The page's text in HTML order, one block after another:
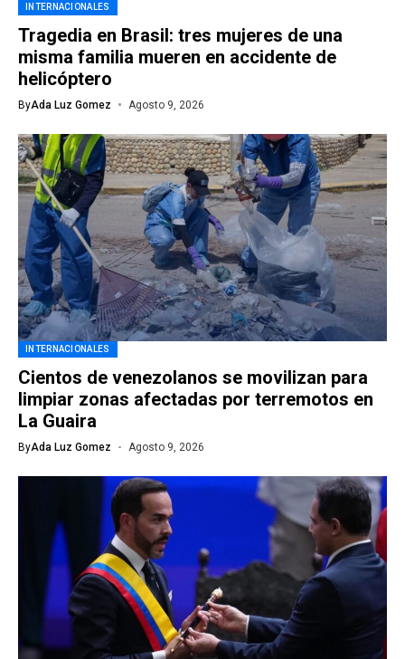
INTERNACIONALES
Tragedia en Brasil: tres mujeres de una
misma familia mueren en accidente de
helicóptero
ByAda Luz Gomez Agosto 9, 2026
INTERNACIONALES
Cientos de venezolanos se movilizan para
limpiar zonas afectadas por terremotos en
La Guaira
ByAda Luz Gomez Agosto 9, 2026